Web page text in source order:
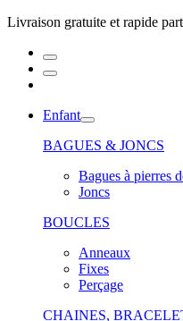
Livraison gratuite et rapide
Enfant
BAGUES & JONCS
Bagues à pierres
Joncs
BOUCLES
Anneaux
Fixes
Perçage
CHAINES,